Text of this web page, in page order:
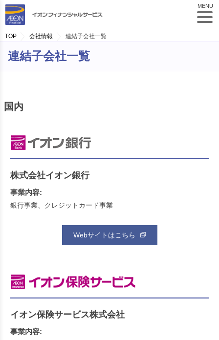
MENU
TOP 会社情報 連結子会社一覧
連結子会社一覧
国内
株式会社イオン銀行
事業内容:
銀行事業、クレジットカード事業
Webサイトはこちら
イオン保険サービス株式会社
事業内容: